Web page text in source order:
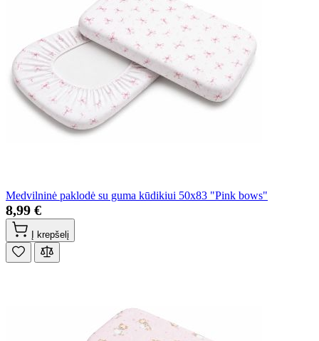
Medvilninė paklodė su guma kūdikiui 50x83 "Pink bows"
8,99 €
Į krepšelį